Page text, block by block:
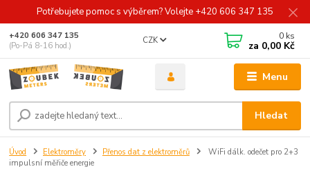
Potřebujete pomoc s výběrem? Volejte +420 606 347 135
Menu
CZK
Hledat
+420 606 347 135
(Po-Pá 8-16 hod.)
0 ks
za 0,00 Kč
Úvod Elektroměry Přenos dat z elektroměrů
WiFi dálk. odečet pro 2+3
impulsní měřiče energie